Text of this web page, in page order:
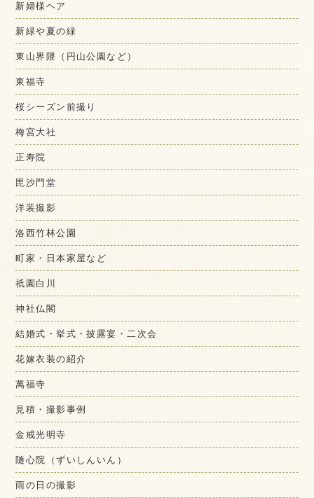
新婦様ヘア
新緑や夏の緑
東山界隈（円山公園など）
東福寺
桜シーズン前撮り
梅宮大社
正寿院
毘沙門堂
洋装撮影
洛西竹林公園
町家・日本家屋など
祇園白川
神社仏閣
結婚式・挙式・披露宴・二次会
花嫁衣装の紹介
萬福寺
見積・撮影事例
金戒光明寺
随心院（ずいしんいん）
雨の日の撮影